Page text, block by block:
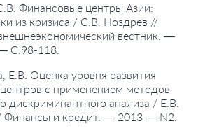
Финансовые центры Азии:
из кризиса / С.В. Ноздрев //
вестник. —
С.98-118.
Е.В. Оценка уровня развития
с применением методов
дискриминантного анализа / Е.В.
Финансы и кредит. — 2013 — N2.